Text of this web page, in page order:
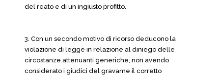
del reato e di un ingiusto profitto.
3. Con un secondo motivo di ricorso deducono la
violazione di legge in relazione al diniego delle
circostanze attenuanti generiche, non avendo
considerato i giudici del gravame il corretto